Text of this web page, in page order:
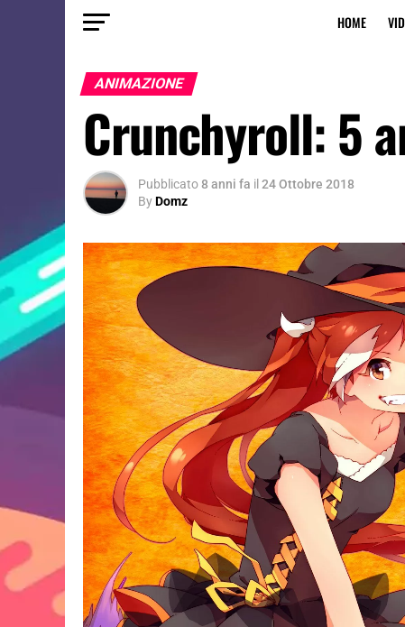
HOME
ANIMAZIONE
Crunchyroll: 5
Pubblicato8 anni fa il 24 Ottobre 2018
ByDomz